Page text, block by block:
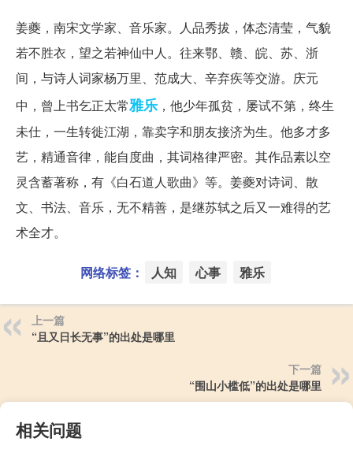
姜夔，南宋文学家、音乐家。人品秀拔，体态清莹，气貌
若不胜衣，望之若神仙中人。往来鄂、赣、皖、苏、浙
间，与诗人词家杨万里、范成大、辛弃疾等交游。庆元
中，曾上书乞正太常雅乐 ，他少年孤贫，屡试不第，终生
未仕，一生转徙江湖，靠卖字和朋友接济为生。他多才多
艺，精通音律，能自度曲，其词格律严密。其作品素以空
灵含蓄著称，有《白石道人歌曲》等。姜夔对诗词、散
文、书法、音乐，无不精善，是继苏轼之后又一难得的艺
术全才。
网络标签： 人知 心事 雅乐
上一篇
“且又日长无事”的出处是哪里
下一篇
“围山小槛低”的出处是哪里
相关问题